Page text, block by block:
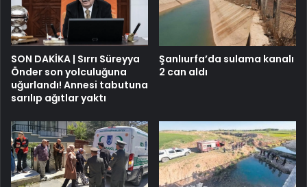
SON DAKİKA | Sırrı Süreyya
Önder son yolculuğuna
uğurlandı! Annesi tabutuna
sarılıp ağıtlar yaktı
Şanlıurfa’da sulama kanalı
2 can aldı